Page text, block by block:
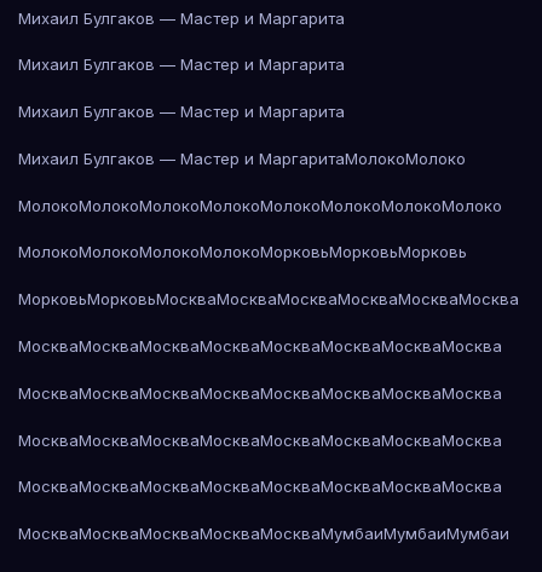
Михаил Булгаков — Мастер и Маргарита
Михаил Булгаков — Мастер и Маргарита
Михаил Булгаков — Мастер и Маргарита
Михаил Булгаков — Мастер и МаргаритаМолокоМолоко
МолокоМолокоМолокоМолокоМолокоМолокоМолокоМолоко
МолокоМолокоМолокоМолокоМорковьМорковьМорковь
МорковьМорковьМоскваМоскваМоскваМоскваМоскваМосква
МоскваМоскваМоскваМоскваМоскваМоскваМоскваМосква
МоскваМоскваМоскваМоскваМоскваМоскваМоскваМосква
МоскваМоскваМоскваМоскваМоскваМоскваМоскваМосква
МоскваМоскваМоскваМоскваМоскваМоскваМоскваМосква
МоскваМоскваМоскваМоскваМоскваМумбаиМумбаиМумбаи